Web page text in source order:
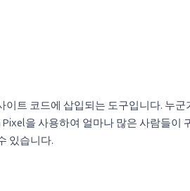
트 코드에 삽입되는 도구입니다. 누군
을 사용하여 얼마나 많은 사람들이
있습니다.